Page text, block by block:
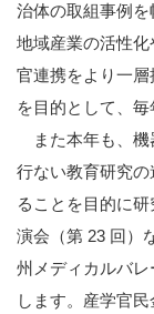
治体の取組事例を
地域産業の活性
官連携をより一層
を目的として、毎
また本年も、機
行ない教育研究の
ることを目的に
演会（第 23 回）
州メディカルバ
します。産学官